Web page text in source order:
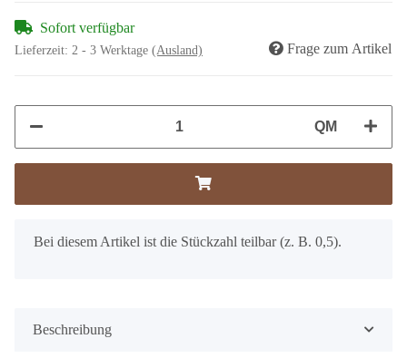
Sofort verfügbar
Lieferzeit: 2 - 3 Werktage (Ausland) Frage zum Artikel
QM
x
Bei diesem Artikel ist die Stückzahl teilbar (z. B. 0,5).
Beschreibung